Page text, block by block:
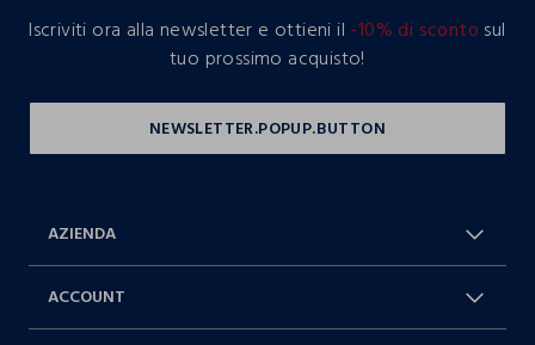
Iscriviti ora alla newsletter e ottieni il -10% di sconto sul
tuo prossimo acquisto!
AZIENDA
ACCOUNT